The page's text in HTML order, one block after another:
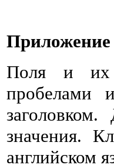
Приложение
Поля и их
пробелами
значения.
английском